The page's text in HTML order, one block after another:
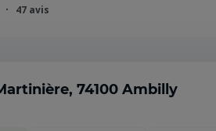
47 avis
74100 Ambilly